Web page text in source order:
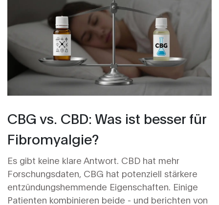
CBG vs. CBD: Was ist besser für
Fibromyalgie?
Es gibt keine klare Antwort. CBD hat mehr
Forschungsdaten, CBG hat potenziell stärkere
entzündungshemmende Eigenschaften. Einige
Patienten kombinieren beide - und berichten von